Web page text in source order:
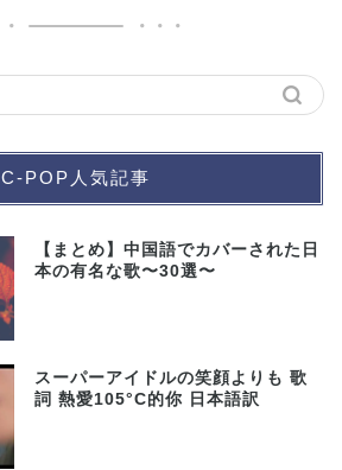
C-POP人気記事
【まとめ】中国語でカバーされた日
本の有名な歌〜30選〜
スーパーアイドルの笑顔よりも 歌
詞 熱愛105°C的你 日本語訳